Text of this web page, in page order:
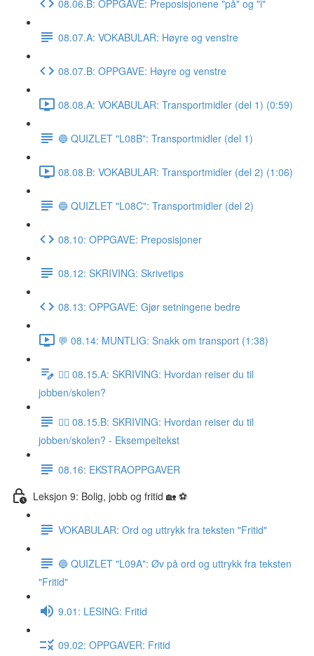
08.06.B: OPPGAVE: Preposisjonene "på" og "i"
08.07.A: VOKABULAR: Høyre og venstre
08.07.B: OPPGAVE: Høyre og venstre
08.08.A: VOKABULAR: Transportmidler (del 1) (0:59)
🔵 QUIZLET "L08B": Transportmidler (del 1)
08.08.B: VOKABULAR: Transportmidler (del 2) (1:06)
🔵 QUIZLET "L08C": Transportmidler (del 2)
08.10: OPPGAVE: Preposisjoner
08.12: SKRIVING: Skrivetips
08.13: OPPGAVE: Gjør setningene bedre
💬 08.14: MUNTLIG: Snakk om transport (1:38)
✍🏼 08.15.A: SKRIVING: Hvordan reiser du til
jobben/skolen?
✍🏼 08.15.B: SKRIVING: Hvordan reiser du til
jobben/skolen? - Eksempeltekst
08.16: EKSTRAOPPGAVER
Leksjon 9: Bolig, jobb og fritid 🏡 ⚽️
VOKABULAR: Ord og uttrykk fra teksten "Fritid"
🔵 QUIZLET "L09A": Øv på ord og uttrykk fra teksten
"Fritid"
9.01: LESING: Fritid
09.02: OPPGAVER: Fritid